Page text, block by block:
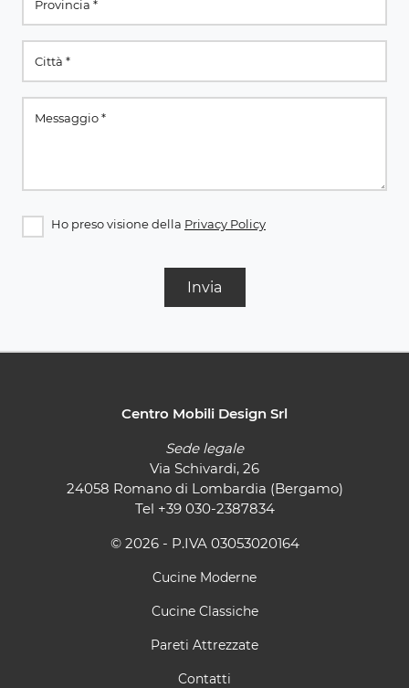
Ho preso visione della Privacy Policy
Invia
Centro Mobili Design Srl
Sede legale
Via Schivardi, 26
24058 Romano di Lombardia (Bergamo)
Tel +39 030-2387834
© 2026 - P.IVA 03053020164
Cucine Moderne
Cucine Classiche
Pareti Attrezzate
Contatti